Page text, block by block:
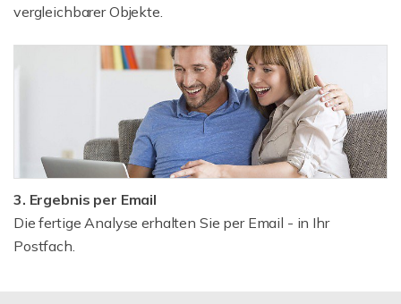
vergleichbarer Objekte.
3. Ergebnis per Email
Die fertige Analyse erhalten Sie per Email - in Ihr
Postfach.